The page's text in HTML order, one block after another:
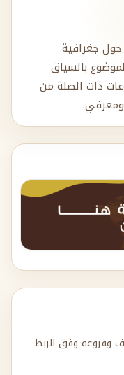
جغرافية
بالسياق
ذات الصلة من
وفروعه وفق الربط